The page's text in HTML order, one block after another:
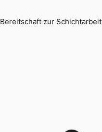
Bereitschaft zur Schichtarbeit